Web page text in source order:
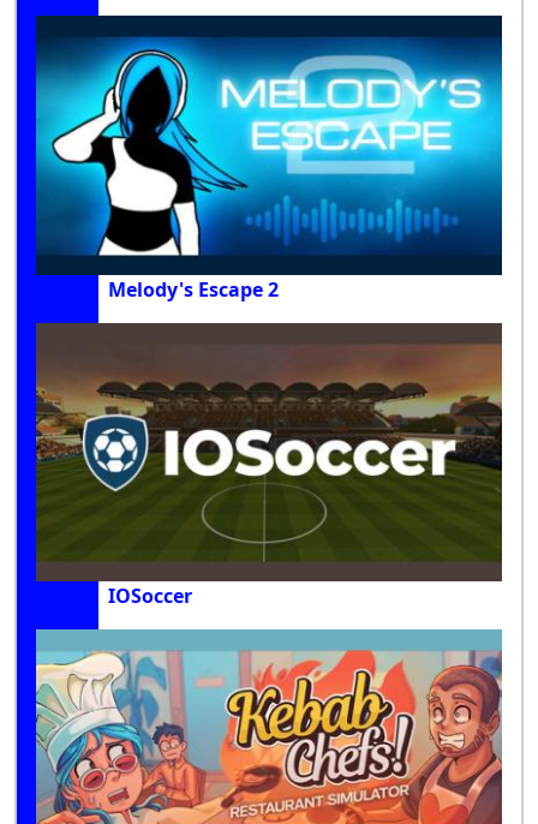
Melody's Escape 2
IOSoccer